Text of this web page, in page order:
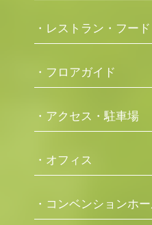
・レストラン・フード
・フロアガイド
・アクセス・駐車場
・オフィス
・コンベンションホ